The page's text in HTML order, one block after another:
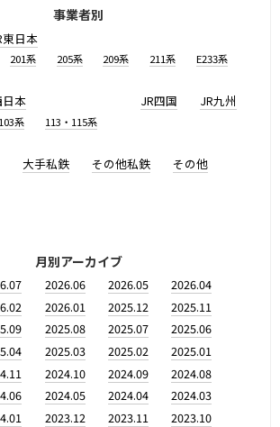
事業者別
東日本
201系 205系 209系 211系 E233系
日本
103系 113・115系
JR四国 JR九州
大手私鉄 その他私鉄 その他
月別アーカイブ
2026.06 2026.05
2026.04
2026.01 2025.12
2025.11
2025.08 2025.07
2025.06
2025.03 2025.02
2025.01
2024.10 2024.09
2024.08
2024.05 2024.04
2024.03
2023.12 2023.11
2023.10